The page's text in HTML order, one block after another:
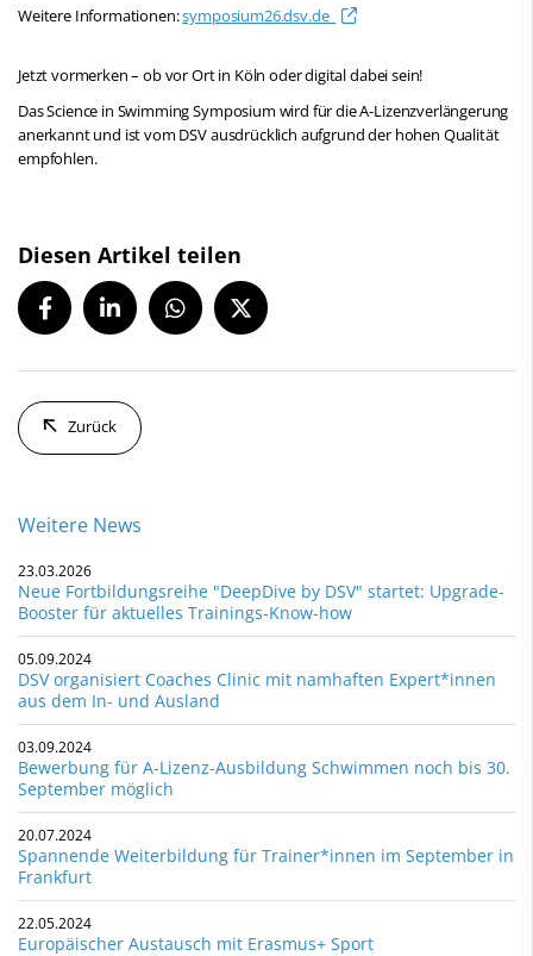
Weitere Informationen:symposium26.dsv.de
Jetzt vormerken – ob vor Ort in Köln oder digital dabei sein!
Das Science in Swimming Symposium wird für die A-Lizenzverlängerung
anerkannt und ist vom DSV ausdrücklich aufgrund der hohen Qualität
empfohlen.
Diesen Artikel teilen
Zurück
Weitere News
23.03.2026
Neue Fortbildungsreihe "DeepDive by DSV" startet: Upgrade-
Booster für aktuelles Trainings-Know-how
05.09.2024
DSV organisiert Coaches Clinic mit namhaften Expert*innen
aus dem In- und Ausland
03.09.2024
Bewerbung für A-Lizenz-Ausbildung Schwimmen noch bis 30.
September möglich
20.07.2024
Spannende Weiterbildung für Trainer*innen im September in
Frankfurt
22.05.2024
Europäischer Austausch mit Erasmus+ Sport